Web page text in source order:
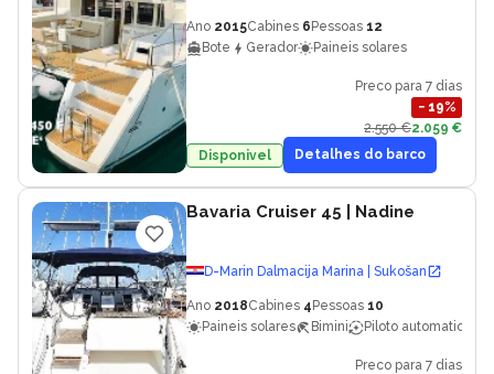
Ano 2015Cabines 6 Pessoas 12
Bote
Gerador Paineis solares
Preco para 7 dias
− 19%
2.550 €2.059 €
Disponivel
Detalhes do barco
Bavaria Cruiser 45 | Nadine
D-Marin Dalmacija Marina | Sukošan
Ano 2018Cabines 4 Pessoas 10
Paineis solares
Bimini Piloto automatico
Preco para 7 dias